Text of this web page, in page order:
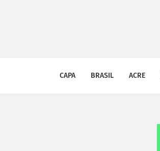
CAPA BRASIL ACRE